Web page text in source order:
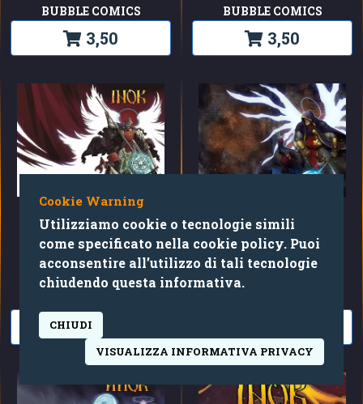
BUBBLE COMICS
3,50
BUBBLE COMICS
3,50
INOK #001
3,50
INOK #002
Cookie Warning
Utilizziamo cookie o tecnologie simili
come specificato nella cookie policy. Puoi
acconsentire all’utilizzo di tali tecnologie
chiudendo questa informativa.
CHIUDI
VISUALIZZA INFORMATIVA PRIVACY